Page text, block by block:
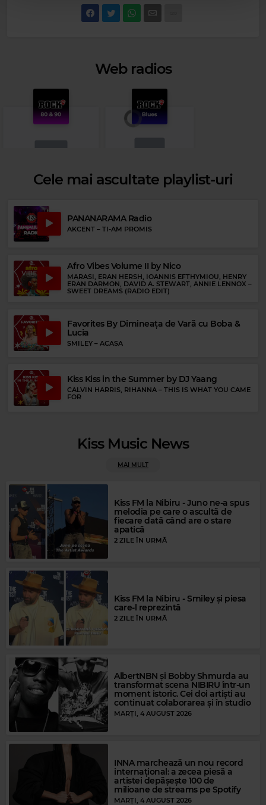
Web radios
Rock 80s & 90s
WARRANT–CHERRY PIE
Rock Blues
SON SEALS
KC & THE SUNSHINE BAND
WAY (I LIKE IT)
Cele mai ascultate playlist-uri
PANANARAMA Radio
AKCENT – TI-AM PROMIS
Afro Vibes Volume II by Nico
MARASI, ERAN HERSH, IOANNIS EFTHYMIOU, HENRY
ERAN DARMON, DAVID A. STEWART, ANNIE LENNOX –
SWEET DREAMS (RADIO EDIT)
Favorites By Dimineața de Vară cu Boba &
Lucia
SMILEY – ACASA
Kiss Kiss in the Summer by DJ Yaang
CALVIN HARRIS, RIHANNA – THIS IS WHAT YOU CAME
FOR
Kiss Music News
MAI MULT
Kiss FM la Nibiru - Juno ne-a spus
melodia pe care o ascultă de
fiecare dată când are o stare
apatică
2 ZILE ÎN URMĂ
Kiss FM la Nibiru - Smiley și piesa
care-l reprezintă
2 ZILE ÎN URMĂ
AlbertNBN și Bobby Shmurda au
transformat scena NIBIRU într-un
moment istoric. Cei doi artiști au
continuat colaborarea și în studio
MARȚI, 4 AUGUST 2026
INNA marchează un nou record
internațional: a zecea piesă a
artistei depășește 100 de
milioane de streams pe Spotify
MARȚI, 4 AUGUST 2026